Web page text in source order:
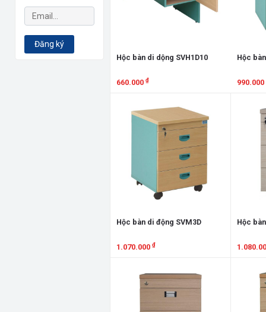
Đăng ký
Hộc bàn di dộng SVH1D10
660.000 ₫
Hộc
990.000
Hộc bàn di động SVM3D
1.070.000 ₫
Hộc